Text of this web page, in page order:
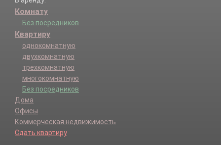
Комнату
Без посредников
Квартиру
однокомнатную
двухкомнатную
трехкомнатную
многокомнатную
Без посредников
Дома
Офисы
Коммерческая недвижимость
Сдать квартиру